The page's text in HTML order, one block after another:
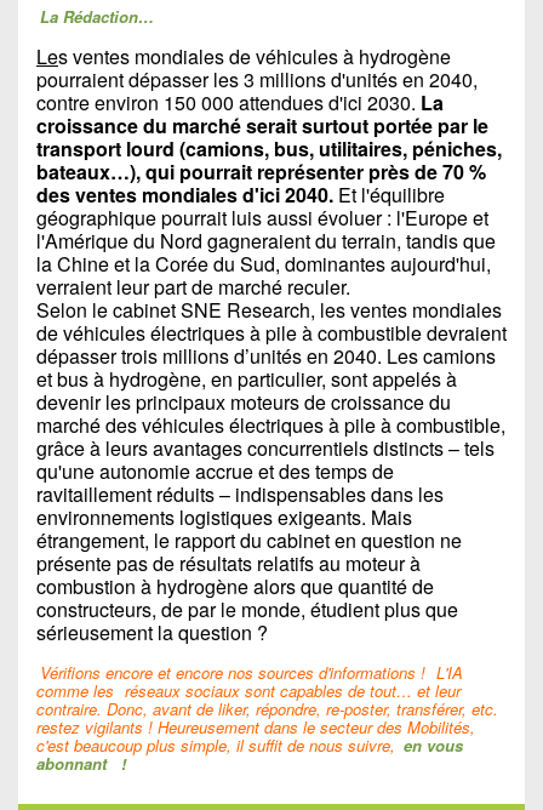
La Rédaction…
Les ventes mondiales de véhicules à hydrogène
pourraient dépasser les 3 millions d'unités en 2040,
contre environ 150 000 attendues d'ici 2030. La
croissance du marché serait surtout portée par le
transport lourd (camions, bus, utilitaires, péniches,
bateaux…), qui pourrait représenter près de 70 %
des ventes mondiales d'ici 2040. Et l'équilibre
géographique pourrait luis aussi évoluer : l'Europe et
l'Amérique du Nord gagneraient du terrain, tandis que
la Chine et la Corée du Sud, dominantes aujourd'hui,
verraient leur part de marché reculer.
Selon le cabinet SNE Research, les ventes mondiales
de véhicules électriques à pile à combustible devraient
dépasser trois millions d’unités en 2040. Les camions
et bus à hydrogène, en particulier, sont appelés à
devenir les principaux moteurs de croissance du
marché des véhicules électriques à pile à combustible,
grâce à leurs avantages concurrentiels distincts – tels
qu'une autonomie accrue et des temps de
ravitaillement réduits – indispensables dans les
environnements logistiques exigeants. Mais
étrangement, le rapport du cabinet en question ne
présente pas de résultats relatifs au moteur à
combustion à hydrogène alors que quantité de
constructeurs, de par le monde, étudient plus que
sérieusement la question ?
Vérifions encore et encore nos sources d'informations ! L'IA
comme les réseaux sociaux sont capables de tout… et leur
contraire. Donc, avant de liker, répondre, re-poster, transférer, etc.
restez vigilants ! Heureusement dans le secteur des Mobilités,
c'est beaucoup plus simple, il suffit de nous suivre, en vous
abonnant !